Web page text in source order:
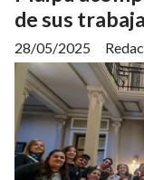
de sus
28/05/2025